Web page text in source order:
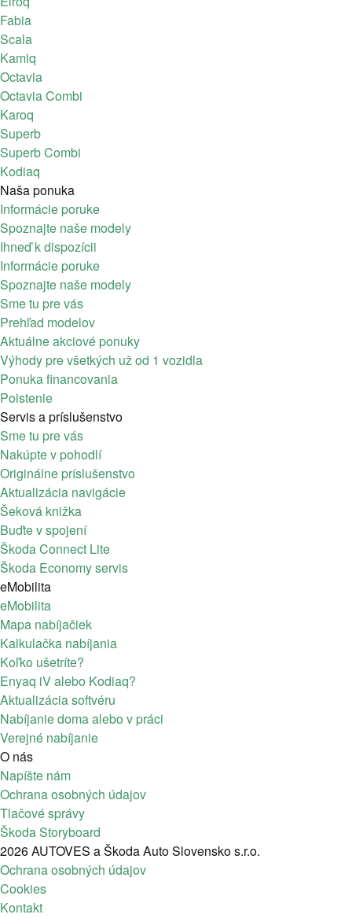
Fabia
Scala
Kamiq
Octavia
Octavia Combi
Karoq
Superb
Superb Combi
Kodiaq
Naša ponuka
Informácie poruke
Spoznajte naše modely
Ihneď k dispozícii
Informácie poruke
Spoznajte naše modely
Sme tu pre vás
Prehľad modelov
Aktuálne akciové ponuky
Výhody pre všetkých už od 1 vozidla
Ponuka financovania
Poistenie
Servis a príslušenstvo
Sme tu pre vás
Nakúpte v pohodlí
Originálne príslušenstvo
Aktualizácia navigácie
Šeková knižka
Buďte v spojení
Škoda Connect Lite
Škoda Economy servis
eMobilita
eMobilita
Mapa nabíjačiek
Kalkulačka nabíjania
Koľko ušetríte?
Enyaq iV alebo Kodiaq?
Aktualizácia softvéru
Nabíjanie doma alebo v práci
Verejné nabíjanie
O nás
Napíšte nám
Ochrana osobných údajov
Tlačové správy
Škoda Storyboard
2026 AUTOVES a Škoda Auto Slovensko s.r.o.
Ochrana osobných údajov
Cookies
Kontakt